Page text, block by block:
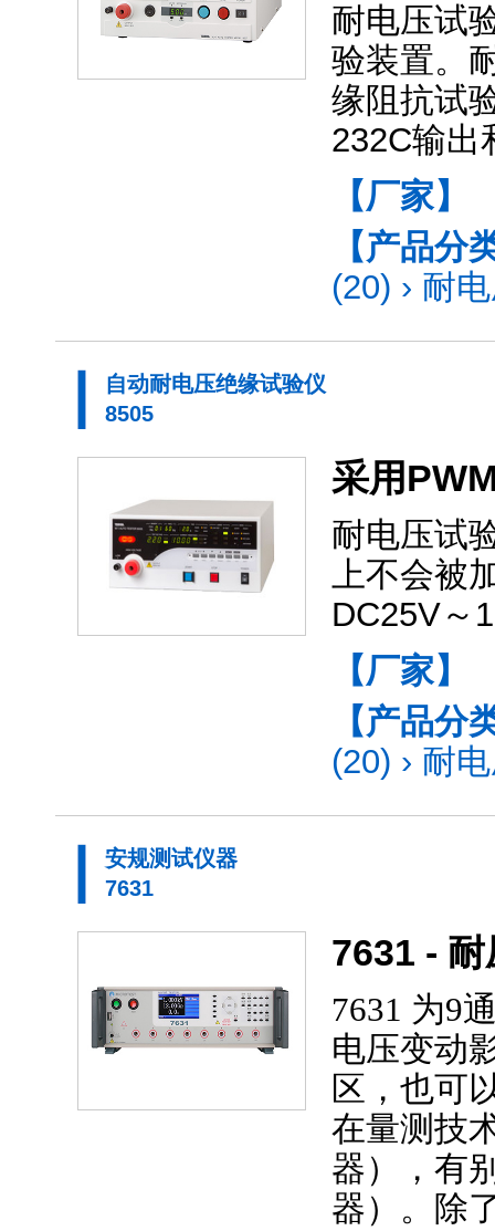
耐电压试
验装置。
缘阻抗试
232C输出
【厂家】
【产品分
(20) › 耐
自动耐电压绝缘试验仪
8505
采用
耐电压试
上不会被
DC25V～
【厂家】
【产品分
(20) › 耐
安规测试仪器
7631
7631 -
7631 为9
电压变动
区，也可
在量测技
器），有
器）。除